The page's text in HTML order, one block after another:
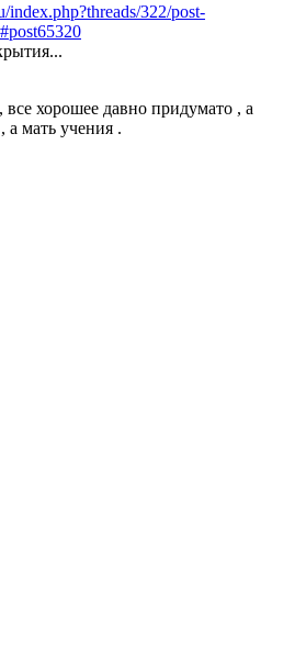
index.php?threads/322/post-
хорошее давно придумато , а
а мать учения .